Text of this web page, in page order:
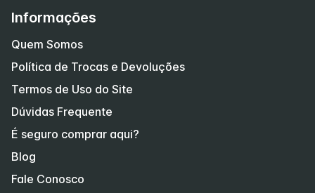
Informações
Quem Somos
Política de Trocas e Devoluções
Termos de Uso do Site
Dúvidas Frequente
É seguro comprar aqui?
Blog
Fale Conosco